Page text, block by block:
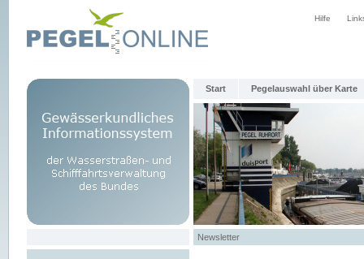
Hilfe
Start Pegelauswahl über Karte
Newsletter